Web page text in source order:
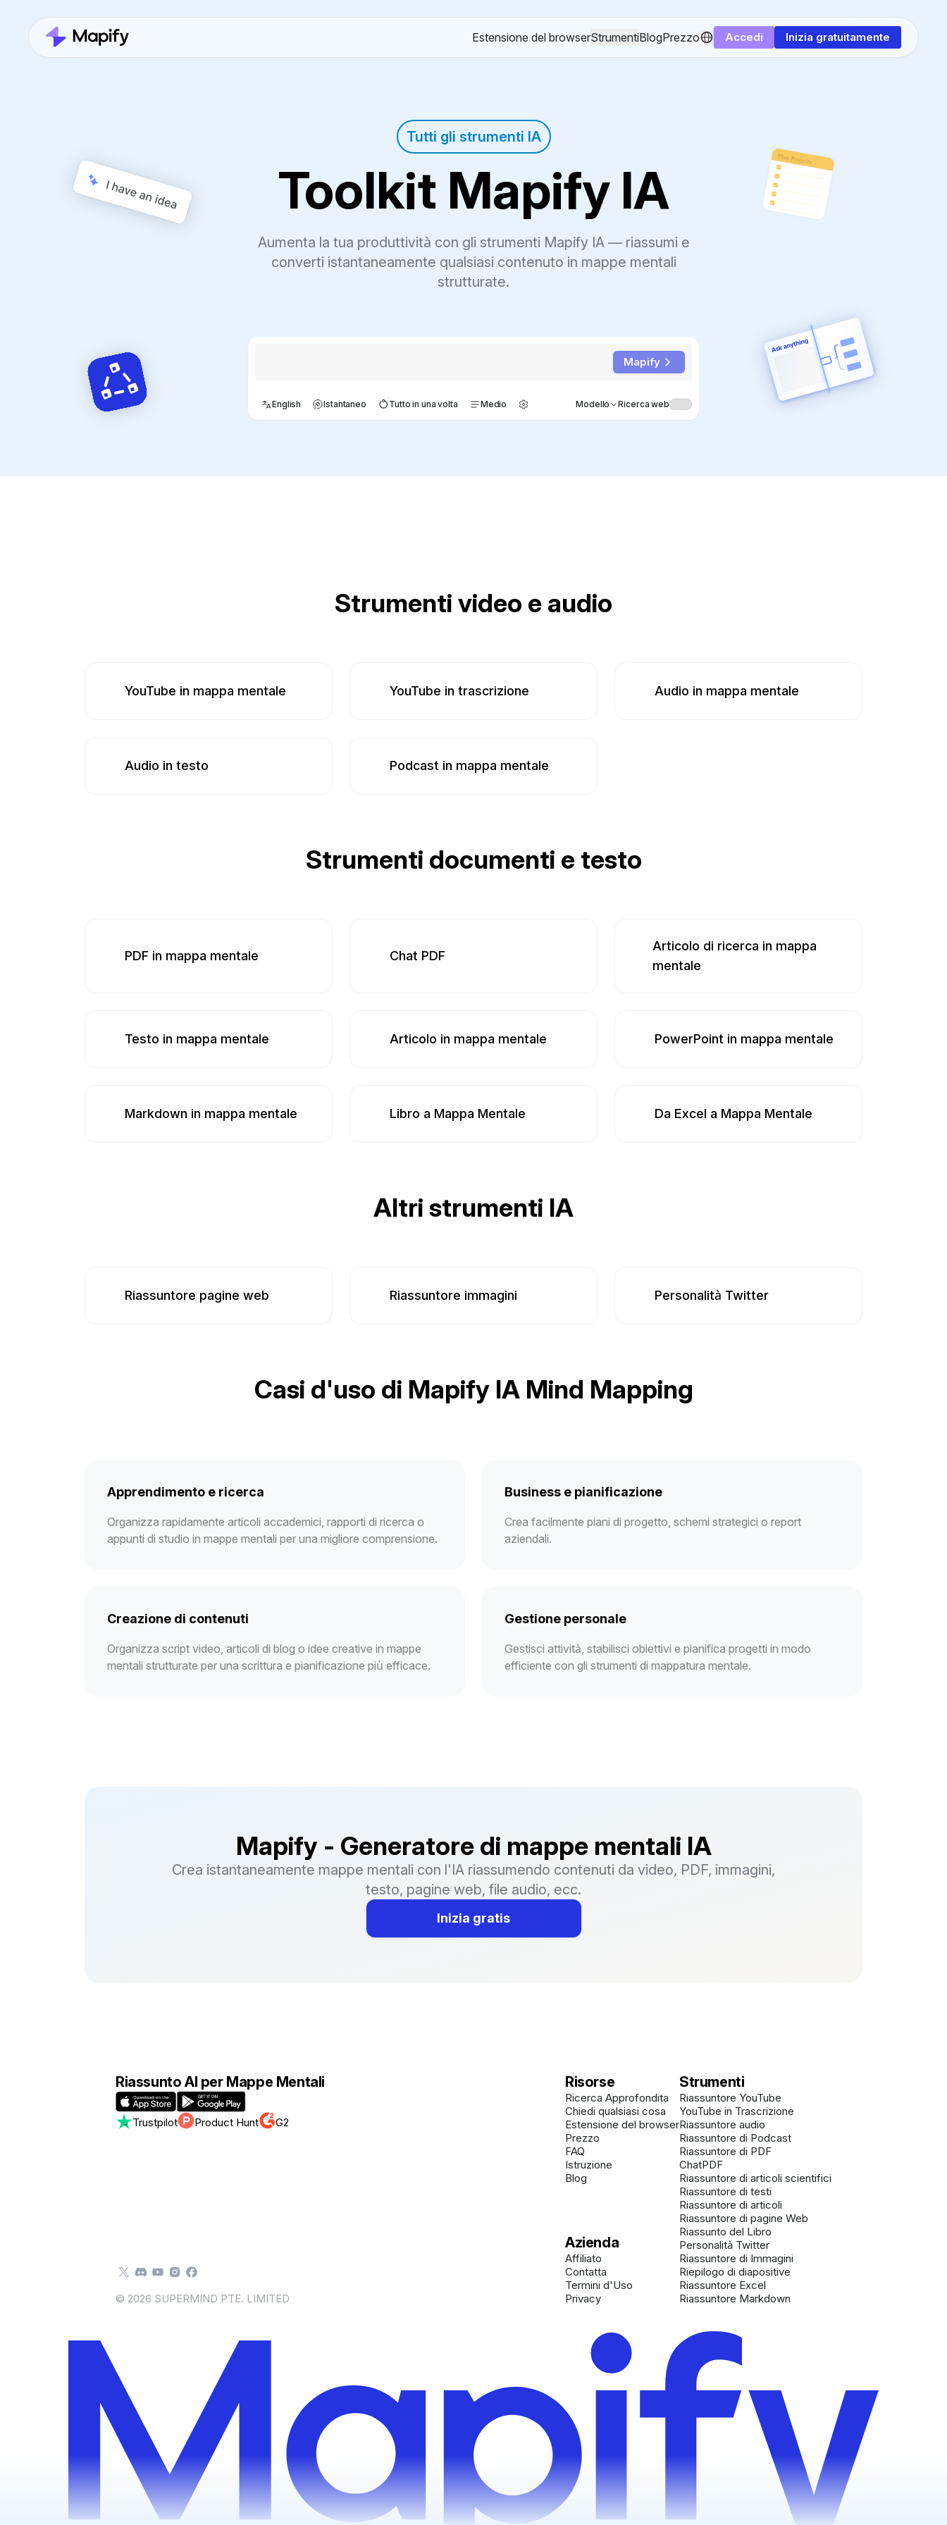
Estensione del browserStrumentiBlogPrezzo Accedi Inizia gratuitamente
Tutti gli strumenti IA
Toolkit Mapify IA
Aumenta la tua produttività con gli strumenti Mapify IA — riassumi e
converti istantaneamente qualsiasi contenuto in mappe mentali
strutturate.
Chatta con Mapify e trasforma le tue idee in mappe mentali istantaneamente!
Mapify
English Istantaneo Tutto in una volta Medio Modello Ricerca web
Strumenti video e audio
YouTube in mappa mentale YouTube in trascrizione Audio in mappa mentale
Audio in testo Podcast in mappa mentale
Strumenti documenti e testo
PDF in mappa mentale Chat PDF
Articolo di ricerca in mappa
mentale
Testo in mappa mentale Articolo in mappa mentale PowerPoint in mappa mentale
Markdown in mappa mentale Libro a Mappa Mentale Da Excel a Mappa Mentale
Altri strumenti IA
Riassuntore pagine web Riassuntore immagini Personalità Twitter
Casi d'uso di Mapify IA Mind Mapping
Apprendimento e ricerca
Organizza rapidamente articoli accademici, rapporti di ricerca o
appunti di studio in mappe mentali per una migliore comprensione.
Business e pianificazione
Crea facilmente piani di progetto, schemi strategici o report
aziendali.
Creazione di contenuti
Organizza script video, articoli di blog o idee creative in mappe
mentali strutturate per una scrittura e pianificazione più efficace.
Gestione personale
Gestisci attività, stabilisci obiettivi e pianifica progetti in modo
efficiente con gli strumenti di mappatura mentale.
Mapify - Generatore di mappe mentali IA
Crea istantaneamente mappe mentali con l'IA riassumendo contenuti da video, PDF, immagini,
testo, pagine web, file audio, ecc.
Inizia gratis
Riassunto AI per Mappe Mentali
Trustpilot Product Hunt G2
© 2026 SUPERMIND PTE. LIMITED
Risorse
Ricerca Approfondita
Chiedi qualsiasi cosa
Estensione del browser
Prezzo
FAQ
Istruzione
Blog
Azienda
Affiliato
Contatta
Termini d'Uso
Privacy
Strumenti
Riassuntore YouTube
YouTube in Trascrizione
Riassuntore audio
Riassuntore di Podcast
Riassuntore di PDF
ChatPDF
Riassuntore di articoli scientifici
Riassuntore di testi
Riassuntore di articoli
Riassuntore di pagine Web
Riassunto del Libro
Personalità Twitter
Riassuntore di Immagini
Riepilogo di diapositive
Riassuntore Excel
Riassuntore Markdown